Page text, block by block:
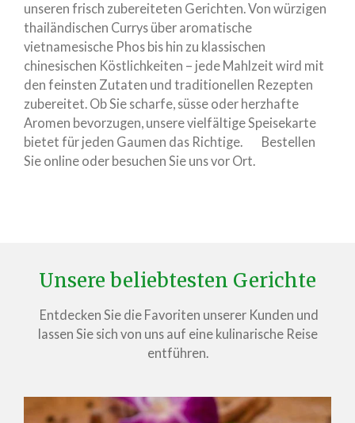
unseren frisch zubereiteten Gerichten. Von würzigen
thailändischen Currys über aromatische
vietnamesische Phos bis hin zu klassischen
chinesischen Köstlichkeiten – jede Mahlzeit wird mit
den feinsten Zutaten und traditionellen Rezepten
zubereitet. Ob Sie scharfe, süsse oder herzhafte
Aromen bevorzugen, unsere vielfältige Speisekarte
bietet für jeden Gaumen das Richtige. Bestellen
Sie online oder besuchen Sie uns vor Ort.
Unsere beliebtesten Gerichte
Entdecken Sie die Favoriten unserer Kunden und
lassen Sie sich von uns auf eine kulinarische Reise
entführen.